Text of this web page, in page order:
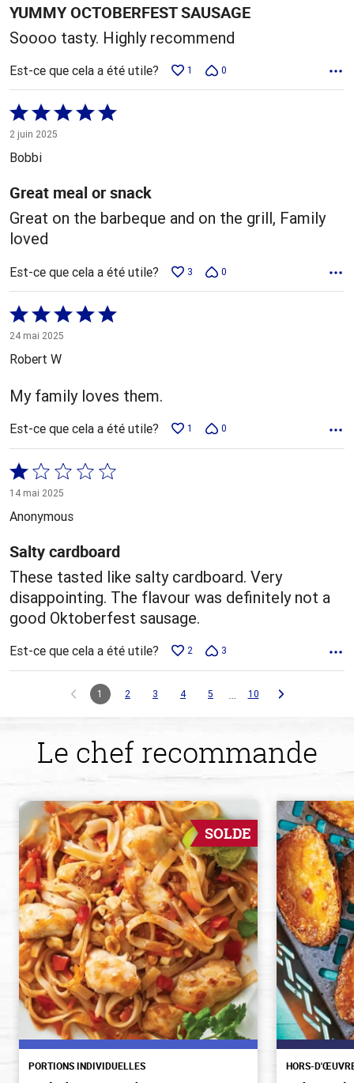
YUMMY OCTOBERFEST SAUSAGE
Soooo tasty. Highly recommend
Est-ce que cela a été utile? 1 0
Coté
5 sur
5
2 juin 2025
Bobbi
Great meal or snack
Great on the barbeque and on the grill, Family
loved
Est-ce que cela a été utile? 3 0
Coté
5 sur
5
24 mai 2025
Robert W
My family loves them.
Est-ce que cela a été utile? 1 0
Coté
1 sur
5
14 mai 2025
Anonymous
Salty cardboard
These tasted like salty cardboard. Very
disappointing. The flavour was definitely not a
good Oktoberfest sausage.
Est-ce que cela a été utile? 2 3
1 2 3 4 5 … 10
Le chef recommande
SOLDE
PORTIONS INDIVIDUELLES HORS-